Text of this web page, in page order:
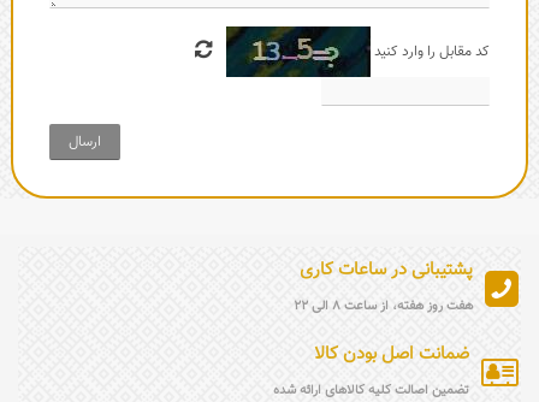
کد مقابل را وارد کنید
ارسال
پشتیبانی در ساعات کاری
هفت روز هفته، از ساعت 8 الی 22
ضمانت اصل بودن کالا
تضمین اصالت کلیه کالاهای ارائه شده